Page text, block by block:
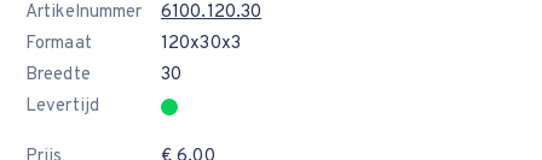
Artikelnummer
6100.120.30
Formaat
120x30x3
Breedte
30
Levertijd